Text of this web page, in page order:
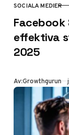
KATEGORI
SOCIALA MEDIER
Facebook
effektiva
2025
Av:Growthgurun